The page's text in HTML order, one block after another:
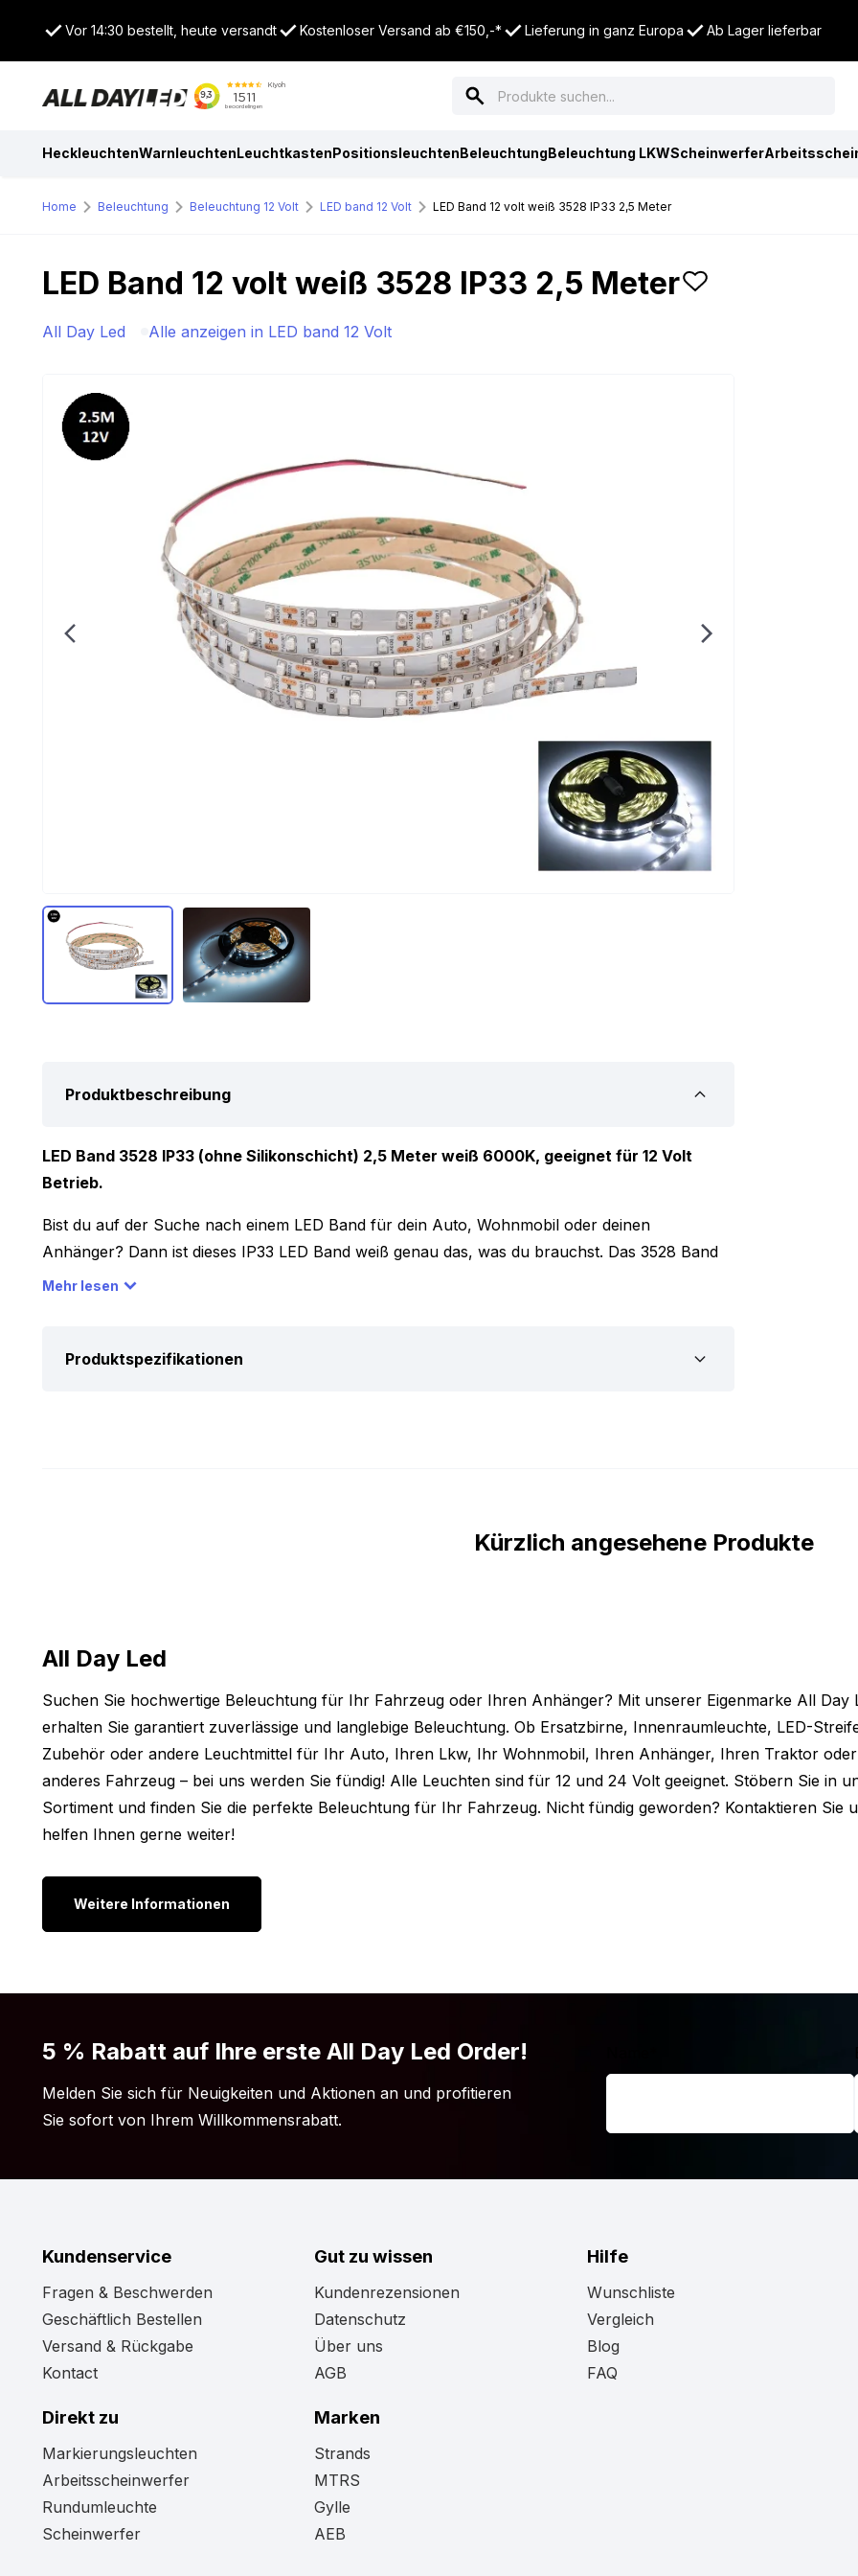
Vor 14:30 bestellt, heute versandt Kostenloser Versand ab €150,-* Lieferung in ganz Europa Ab Lager lieferbar
HeckleuchtenWarnleuchtenLeuchtkastenPositionsleuchtenBeleuchtungBeleuchtung LKWScheinwerfer
Home Beleuchtung Beleuchtung 12 Volt LED band 12 Volt LED Band 12 volt weiß 3528 IP33 2,5 Meter
LED Band 12 volt weiß 3528 IP33 2,5 Meter
All Day Led Alle anzeigen in LED band 12 Volt
Produktbeschreibung
LED Band 3528 IP33 (ohne Silikonschicht) 2,5 Meter weiß 6000K, geeignet für 12 Volt
Betrieb.
Bist du auf der Suche nach einem LED Band für dein Auto, Wohnmobil oder deinen
Anhänger? Dann ist dieses IP33 LED Band weiß genau das, was du brauchst. Das 3528 Band
hat 60 LED’s pro Meter, kann alle 10 cm gekürzt werden und funktioniert mit 12 Volt. Da keine
Und natürlich willst du sichergehen, ob dieses 12V LED Band weiß für dein Fahrzeug geeignet
Breite: 8 mm
Dicke: 5 mm
Weitere Ausführung:
Bist du auf der Suche nach einem LED Band, aber möchtest du eine Ausführung mit
Silikonschicht? Gute Nachrichten: Das 12V LED Band weiß ist auch in einer wasserbeständigen
LED Band 12 volt weiß – IP65
Mehr lesen
Produktspezifikationen
Kürzlich angesehene Produkte
All Day Led
Suchen Sie hochwertige Beleuchtung für Ihr Fahrzeug oder Ihren Anhänger? Mit unserer Eigenmarke All Day
erhalten Sie garantiert zuverlässige und langlebige Beleuchtung. Ob Ersatzbirne, Innenraumleuchte, LED-
Zubehör oder andere Leuchtmittel für Ihr Auto, Ihren Lkw, Ihr Wohnmobil, Ihren Anhänger, Ihren Traktor
anderes Fahrzeug – bei uns werden Sie fündig! Alle Leuchten sind für 12 und 24 Volt geeignet. Stöbern Sie in
Sortiment und finden Sie die perfekte Beleuchtung für Ihr Fahrzeug. Nicht fündig geworden? Kontaktieren Sie
helfen Ihnen gerne weiter!
Weitere Informationen
5 % Rabatt auf Ihre erste All Day Led Order!
Melden Sie sich für Neuigkeiten und Aktionen an und profitieren
Sie sofort von Ihrem Willkommensrabatt.
Kundenservice
Fragen & Beschwerden
Geschäftlich Bestellen
Versand & Rückgabe
Kontact
Gut zu wissen
Kundenrezensionen
Datenschutz
Über uns
AGB
Hilfe
Wunschliste
Vergleich
Blog
FAQ
Direkt zu
Markierungsleuchten
Arbeitsscheinwerfer
Rundumleuchte
Scheinwerfer
Marken
Strands
MTRS
Gylle
AEB